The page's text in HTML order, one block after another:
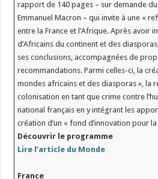
rapport de 140 pages – sur demande
Emmanuel Macron – qui invite à une «
entre la France et l’Afrique. Après avoir
d’Africains du continent et des
ses conclusions, accompagnées de
recommandations. Parmi celles-ci, la
mondes africains et des diasporas », la
colonisation en tant que crime contre
national français en y intégrant les
création d’un « fond d’innovation pour
Découvrir le programme
Lire l’article du Monde
France